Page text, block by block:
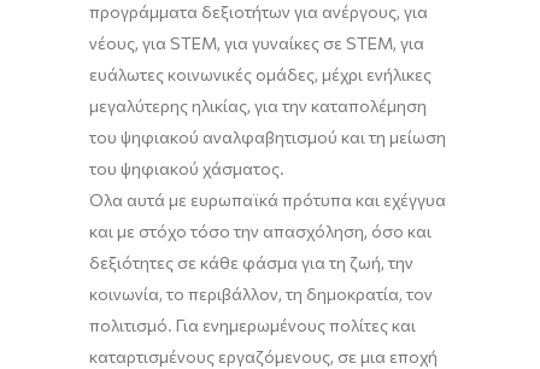
προγράμματα δεξιοτήτων για ανέργους, για
νέους, για STEM, για γυναίκες σε STEM, για
ευάλωτες κοινωνικές ομάδες, μέχρι ενήλικες
μεγαλύτερης ηλικίας, για την καταπολέμηση
του ψηφιακού αναλφαβητισμού και τη μείωση
του ψηφιακού χάσματος.
Όλα αυτά με ευρωπαϊκά πρότυπα και εχέγγυα
και με στόχο τόσο την απασχόληση, όσο και
δεξιότητες σε κάθε φάσμα για τη ζωή, την
κοινωνία, το περιβάλλον, τη δημοκρατία, τον
πολιτισμό. Για ενημερωμένους πολίτες και
καταρτισμένους εργαζόμενους, σε μια εποχή